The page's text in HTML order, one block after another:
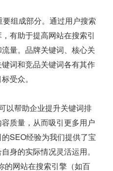
组成部分。通过用户搜索
有助于提高网站在搜索引
量。品牌关键词、核心关
词和竞品关键词各有其作
受众。
以帮助企业提升关键词排
质量，从而吸引更多用户
SEO经验为我们提供了宝
身的实际情况灵活运用。
的网站在搜索引擎（如百